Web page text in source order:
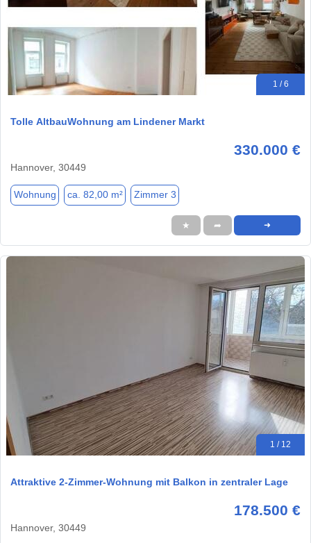
1 / 6
Tolle AltbauWohnung am Lindener Markt
330.000 €
Hannover, 30449
Wohnung ca. 82,00 m² Zimmer 3
★ ➦ ➜
1 / 12
Attraktive 2-Zimmer-Wohnung mit Balkon in zentraler Lage
178.500 €
Hannover, 30449